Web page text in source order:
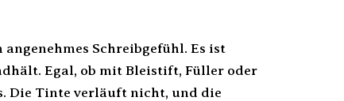
Schreibgefühl. Es ist
Egal, ob mit Bleistift, Füller oder
Die Tinte verläuft nicht, und die